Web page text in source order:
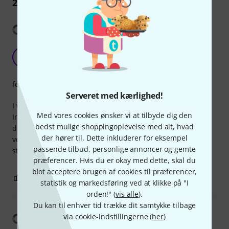
Serveret med kærlighed!
Med vores cookies ønsker vi at tilbyde dig den
bedst mulige shoppingoplevelse med alt, hvad
der hører til. Dette inkluderer for eksempel
passende tilbud, personlige annoncer og gemte
præferencer. Hvis du er okay med dette, skal du
blot acceptere brugen af cookies til præferencer,
statistik og markedsføring ved at klikke på "I
orden!" (vis alle).
Du kan til enhver tid trække dit samtykke tilbage
via cookie-indstillingerne (her)
Must-have for clarinet player
Michel B... 14.03.2022
I wish I'd bought this at the same time as my clarinet.
Instead, I waited a few weeks. At least I now know the
difference and it's huge: so much more comfortable. It's
very soft and slightly curved, so the instrument feels more
stable in my right hand. I highly recommend it.
forarbejdning
0 ANMELD BEDØMMELSE
Vis oversættelse